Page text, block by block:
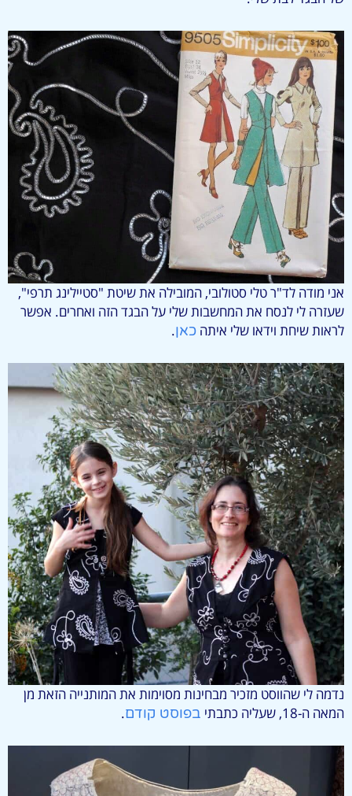
אני מודה לד"ר טלי סטולובי, המובילה את שיטת "סטיילינג תרפי",
שעזרה לי לנסח את המחשבות שלי על הבגד הזה ואחרים. אפשר
לראות שיחת וידאו שלי איתה כאן.
נדמה לי שהווסט מזכיר מבחינות מסוימות את המותנייה הזאת מן
המאה ה-18, שעליה כתבתי
בפוסט קודם.